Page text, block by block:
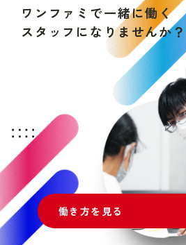
ワ ン フ ァ ミ で一緒に働 く
ス タ ッ フ にな りま せんか？
働き方を見る